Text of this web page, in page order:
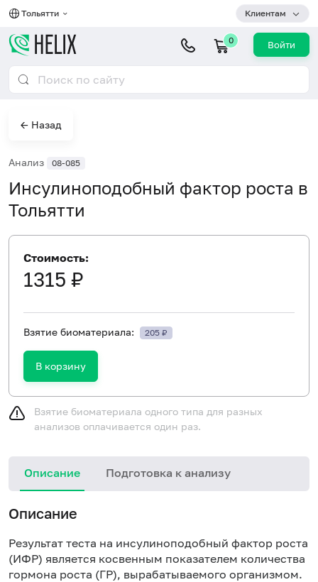
Тольятти Клиентам
0 Войти
← Назад
Анализ 08-085
Инсулиноподобный фактор роста в
Тольятти
Стоимость:
1315 ₽
Взятие биоматериала: 205 ₽
В корзину
Взятие биоматериала одного типа для разных
анализов оплачивается один раз.
Описание Подготовка к анализу
Описание
Результат теста на инсулиноподобный фактор роста
(ИФР) является косвенным показателем количества
гормона роста (ГР), вырабатываемого организмом.